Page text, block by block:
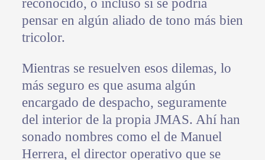
reconocido, o incluso si se podría
pensar en algún aliado de tono más bien
tricolor.
Mientras se resuelven esos dilemas, lo
más seguro es que asuma algún
encargado de despacho, seguramente
del interior de la propia JMAS. Ahí han
sonado nombres como el de Manuel
Herrera, el director operativo que se